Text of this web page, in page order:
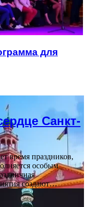
для
Санкт-
время праздников,
особым
создают…